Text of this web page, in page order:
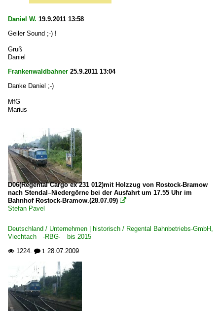
Daniel W. 19.9.2011 13:58
Geiler Sound ;-) !
Gruß
Daniel
Frankenwaldbahner 25.9.2011 13:04
Danke Daniel ;-)
MfG
Marius
D06(Regental Cargo ex 231 012)mit Holzzug von Rostock-Bramow
nach Stendal–Niedergörne bei der Ausfahrt um 17.55 Uhr im
Bahnhof Rostock-Bramow.(28.07.09) 
Stefan Pavel
Deutschland / Unternehmen | historisch / Regental Bahnbetriebs-GmbH,
Viechtach ·RBG· bis 2015
 1224.  1 28.07.2009